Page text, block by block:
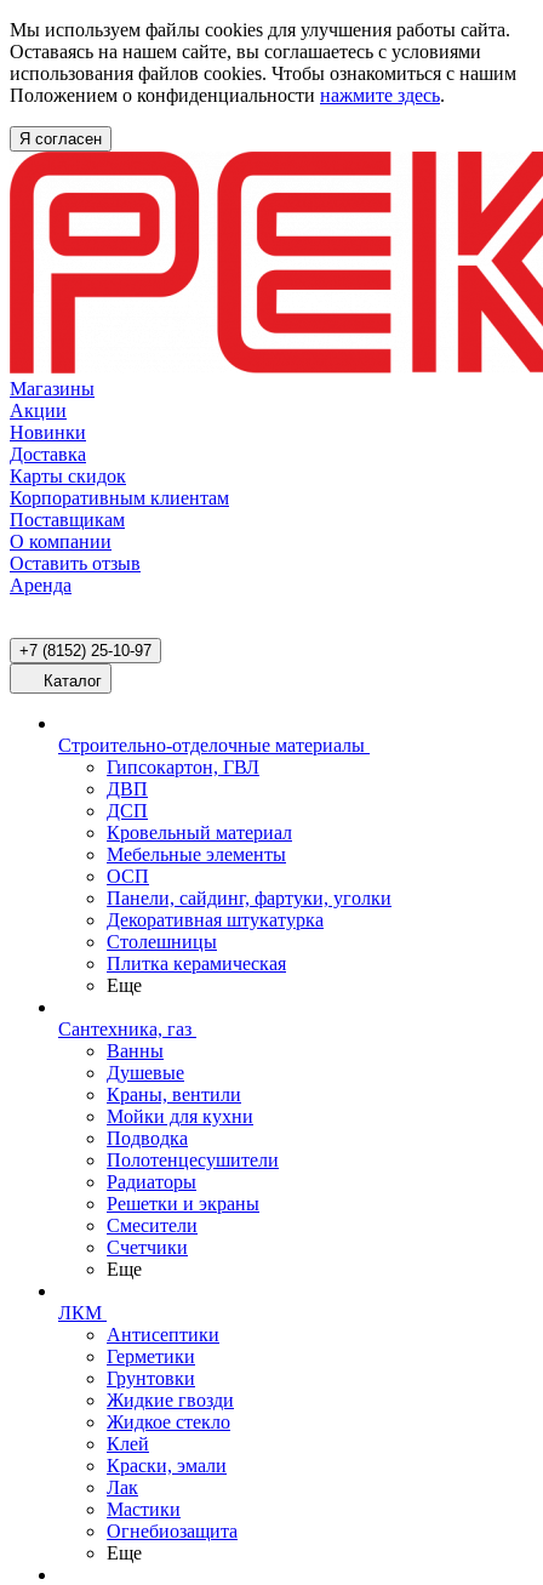
Мы используем файлы cookies для улучшения работы сайта.
Оставаясь на нашем сайте, вы соглашаетесь с условиями
использования файлов cookies. Чтобы ознакомиться с нашим
Положением о конфиденциальности нажмите здесь.
Я согласен
Магазины
Акции
Новинки
Доставка
Карты скидок
Корпоративным клиентам
Поставщикам
О компании
Оставить отзыв
Аренда
+7 (8152) 25-10-97
Каталог
Строительно-отделочные материалы
Гипсокартон, ГВЛ
ДВП
ДСП
Кровельный материал
Мебельные элементы
ОСП
Панели, сайдинг, фартуки, уголки
Декоративная штукатурка
Столешницы
Плитка керамическая
Еще
Сантехника, газ
Ванны
Душевые
Краны, вентили
Мойки для кухни
Подводка
Полотенцесушители
Радиаторы
Решетки и экраны
Смесители
Счетчики
Еще
ЛКМ
Антисептики
Герметики
Грунтовки
Жидкие гвозди
Жидкое стекло
Клей
Краски, эмали
Лак
Мастики
Огнебиозащита
Еще